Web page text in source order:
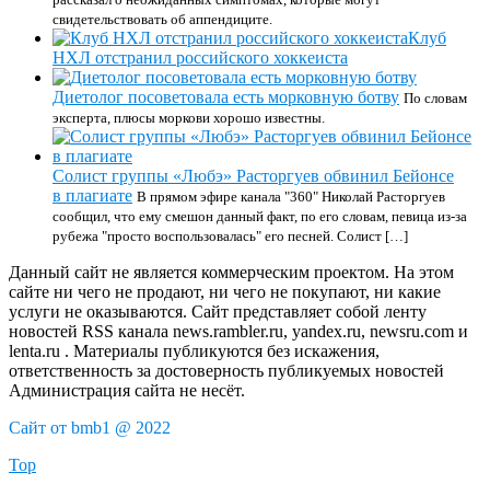
свидетельствовать об аппендиците.
Клуб
НХЛ отстранил российского хоккеиста
Диетолог посоветовала есть морковную ботву По словам
эксперта, плюсы моркови хорошо известны.
Солист группы «Любэ» Расторгуев обвинил Бейонсе
в плагиате В прямом эфире канала "360" Николай Расторгуев
сообщил, что ему смешон данный факт, по его словам, певица из-за
рубежа "просто воспользовалась" его песней. Солист […]
Данный сайт не является коммерческим проектом. На этом
сайте ни чего не продают, ни чего не покупают, ни какие
услуги не оказываются. Сайт представляет собой ленту
новостей RSS канала news.rambler.ru, yandex.ru, newsru.com и
lenta.ru . Материалы публикуются без искажения,
ответственность за достоверность публикуемых новостей
Администрация сайта не несёт.
Сайт от bmb1 @ 2022
Top